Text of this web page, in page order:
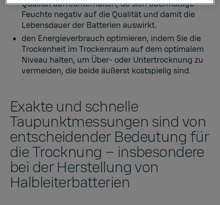
Qualität aufrechterhalten, da sich übermäßige
Feuchte negativ auf die Qualität und damit die
Lebensdauer der Batterien auswirkt.
den Energieverbrauch optimieren, indem Sie die
Trockenheit im Trockenraum auf dem optimalem
Niveau halten, um Über- oder Untertrocknung zu
vermeiden, die beide äußerst kostspielig sind.
Exakte und schnelle
Taupunktmessungen sind von
entscheidender Bedeutung für
die Trocknung – insbesondere
bei der Herstellung von
Halbleiterbatterien